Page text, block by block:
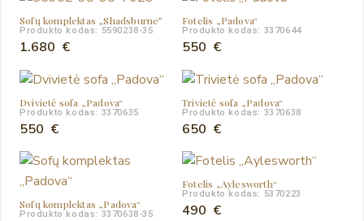
Sofų komplektas „Shadsburne”
Produkto kodas: 5590238-35
1.680 €
Fotelis „Padova“
Produkto kodas: 3370644
550 €
Dvivietė sofa „Padova“
Produkto kodas: 3370635
550 €
Trivietė sofa „Padova“
Produkto kodas: 3370638
650 €
Sofų komplektas „Padova“
Produkto kodas: 3370638-35
Fotelis „Aylesworth“
Produkto kodas: 5370223
490 €